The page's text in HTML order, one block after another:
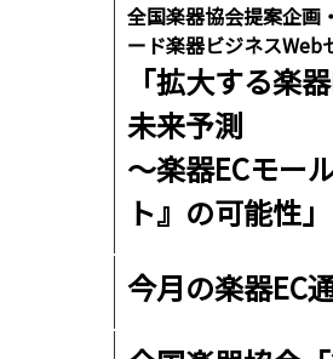
全国楽器協会提案企画
ード楽器ビジネスWeb
「拡大する楽
未来予測
〜楽器ECモー
ト』の可能性」
今月の楽器EC